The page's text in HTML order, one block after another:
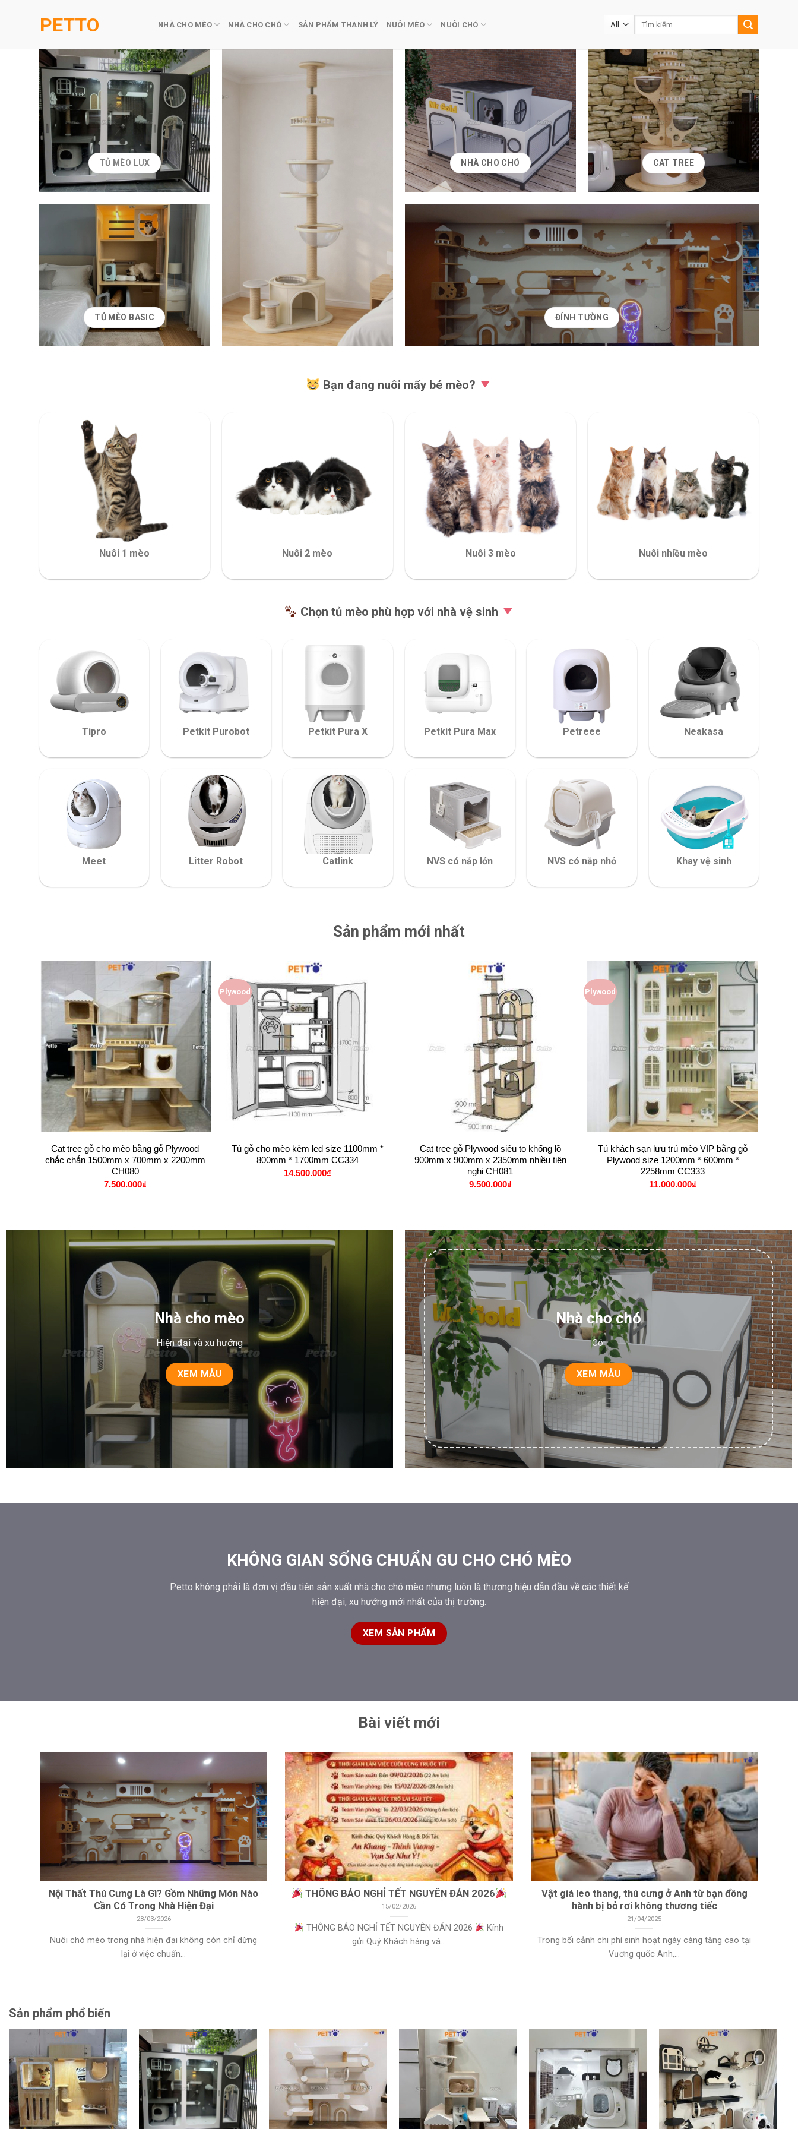
PETTO NHÀ CHO MÈO NHÀ CHO CHÓ SẢN PHẨM THANH LÝ NUÔI MÈO NUÔI CHÓ
Tìm
TỦ MÈO LUX
TỦ MÈO BASIC
NHÀ CHO CHÓ CAT TREE
ĐÍNH TƯỜNG
Bạn đang nuôi mấy bé mèo?
Nuôi 1 mèo Nuôi 2 mèo Nuôi 3 mèo Nuôi nhiều mèo
Chọn tủ mèo phù hợp với nhà vệ sinh
Tipro Petkit Purobot Petkit Pura X Petkit Pura Max Petreee Neakasa
Meet Litter Robot Catlink NVS có nắp lớn NVS có nắp nhỏ Khay vệ sinh
Sản phẩm mới nhất
Cat tree gỗ cho mèo bằng gỗ Plywood
chắc chắn 1500mm x 700mm x 2200mm
CH080
7.500.000₫
Plywood
+
Tủ gỗ cho mèo kèm led size 1100mm *
800mm * 1700mm CC334
14.500.000₫
Cat tree gỗ Plywood siêu to khổng lồ
900mm x 900mm x 2350mm nhiều tiện
nghi CH081
9.500.000₫
Plywood
Tủ khách sạn lưu trú mèo VIP bằng gỗ
Plywood size 1200mm * 600mm *
2258mm CC333
11.000.000₫
Nhà cho mèo
Hiện đại và xu hướng
XEM MẪU
Nhà cho chó
Có
XEM MẪU
KHÔNG GIAN SỐNG CHUẨN GU CHO CHÓ MÈO
Petto không phải là đơn vị đầu tiên sản xuất nhà cho chó mèo nhưng luôn là thương hiệu dẫn đầu về các thiết kế
hiện đại, xu hướng mới nhất của thị trường.
XEM SẢN PHẨM
Bài viết mới
Nội Thất Thú Cưng Là Gì? Gồm Những Món Nào
Cần Có Trong Nhà Hiện Đại
28/03/2026
Nuôi chó mèo trong nhà hiện đại không còn chỉ dừng
lại ở việc chuẩn...
THÔNG BÁO NGHỈ TẾT NGUYÊN ĐÁN 2026
15/02/2026
THÔNG BÁO NGHỈ TẾT NGUYÊN ĐÁN 2026
Kính
gửi Quý Khách hàng và...
Vật giá leo thang, thú cưng ở Anh từ bạn đồng
hành bị bỏ rơi không thương tiếc
21/04/2025
Trong bối cảnh chi phí sinh hoạt ngày càng tăng cao tại
Vương quốc Anh,...
Sản phẩm phổ biến